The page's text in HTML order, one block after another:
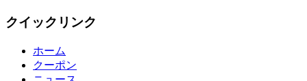
クイックリンク
ホーム
クーポン